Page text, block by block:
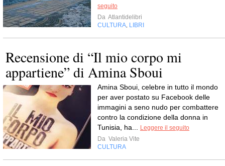
seguito
Da Atlantidelibri
CULTURA LIBRI
Recensione di “Il mio corpo mi
appartiene” di Amina Sboui
Amina Sboui, celebre in tutto il mondo
per aver postato su Facebook delle
immagini a seno nudo per combattere
contro la condizione della donna in
Tunisia, ha...
Leggere il seguito
Da Valeria Vite
CULTURA